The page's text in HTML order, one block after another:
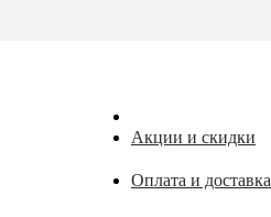
Акции и скидки
Оплата и доставка